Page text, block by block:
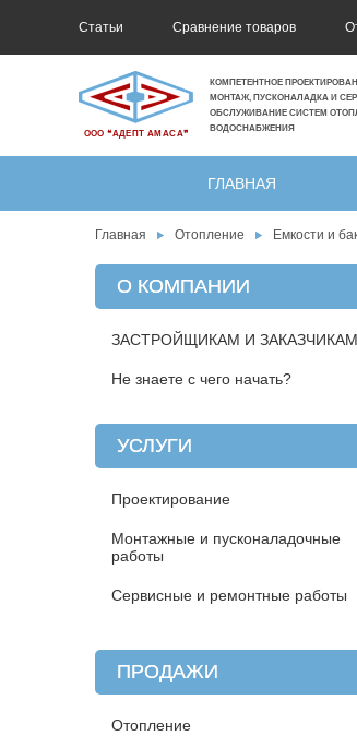
Статьи Сравнение товаров
ООО ❝АДЕПТ АМАСА❞
КОМПЕТЕНТНОЕ
МОНТАЖ, ПУСКОНАЛАДКА И
ОБСЛУЖИВАНИЕ СИСТЕМ
ВОДОСНАБЖЕНИЯ
ГЛАВНАЯ
Главная Отопление Емкости и
О КОМПАНИИ
ЗАСТРОЙЩИКАМ И ЗАКАЗЧИКАМ
Не знаете с чего начать?
УСЛУГИ
Проектирование
Монтажные и пусконаладочные
работы
Сервисные и ремонтные работы
ПРОДАЖИ
Отопление